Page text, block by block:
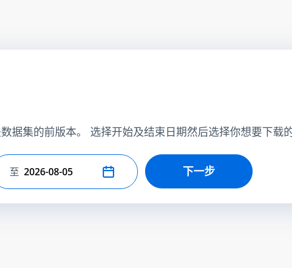
据集的前版本。 选择开始及结束日期然后选择你想要下载
选择结束日期
至 下一步